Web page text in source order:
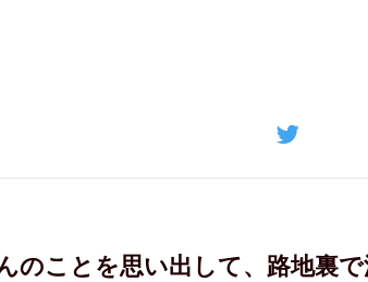
のことを思い出して、路地裏